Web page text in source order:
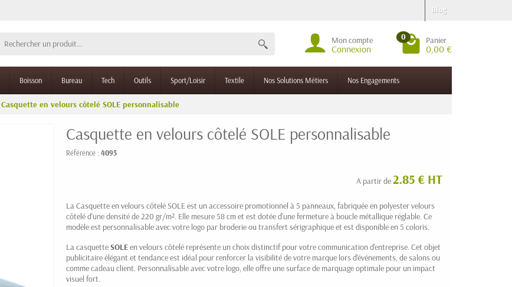
Blog
Mon compte
Connexion
0 Panier
0,00 €
Boisson Bureau Tech Outils Sport/Loisir Textile Nos Solutions Métiers Nos Engagements
Casquette en velours côtelé SOLE personnalisable
Casquette en velours côtelé SOLE personnalisable
Référence : 4095
A partir de2.85 € HT
La Casquette en velours côtelé SOLE est un accessoire promotionnel à 5 panneaux, fabriquée en polyester velours
côtelé d'une densité de 220 gr/m². Elle mesure 58 cm et est dotée d'une fermeture à boucle métallique réglable. Ce
modèle est personnalisable avec votre logo par broderie ou transfert sérigraphique et est disponible en 5 coloris.
La casquetteSOLEen velours côtelé représente un choix distinctif pour votre communication d'entreprise. Cet objet
publicitaire élégant et tendance est idéal pour renforcer la visibilité de votre marque lors d'événements, de salons ou
comme cadeau client. Personnalisable avec votre logo, elle offre une surface de marquage optimale pour un impact
visuel fort.